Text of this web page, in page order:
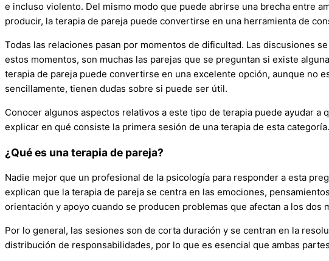
e incluso violento. Del mismo modo que puede abrirse una brecha entre
producir, la terapia de pareja puede convertirse en una herramienta de
Todas las relaciones pasan por momentos de dificultad. Las discusiones
estos momentos, son muchas las parejas que se preguntan si existe
terapia de pareja puede convertirse en una excelente opción, aunque no
sencillamente, tienen dudas sobre si puede ser útil.
Conocer algunos aspectos relativos a este tipo de terapia puede ayudar
explicar en qué consiste la primera sesión de una terapia de esta categoría.
¿Qué es una terapia de pareja?
Nadie mejor que un profesional de la psicología para responder a esta
explican que la terapia de pareja se centra en las emociones,
orientación y apoyo cuando se producen problemas que afectan a los dos
Por lo general, las sesiones son de corta duración y se centran en la
distribución de responsabilidades, por lo que es esencial que ambas